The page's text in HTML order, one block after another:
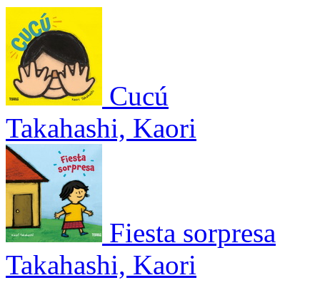
Cucú
Takahashi, Kaori
Fiesta sorpresa
Takahashi, Kaori